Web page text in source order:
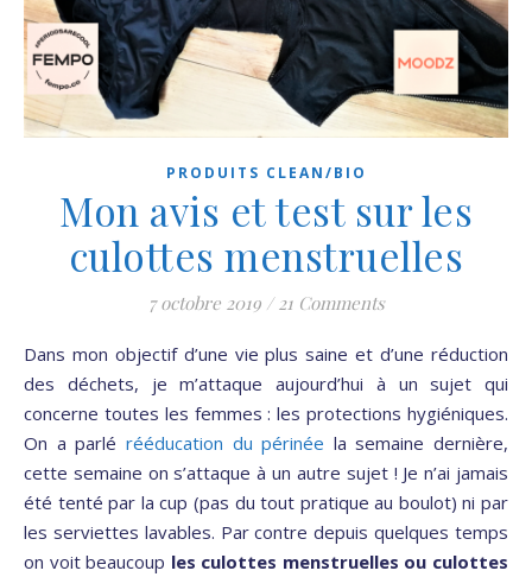
PRODUITS CLEAN/BIO
Mon avis et test sur les
culottes menstruelles
7 octobre 2019 / 21 Comments
Dans mon objectif d’une vie plus saine et d’une réduction
des déchets, je m’attaque aujourd’hui à un sujet qui
concerne toutes les femmes : les protections hygiéniques.
On a parlé rééducation du périnée la semaine dernière,
cette semaine on s’attaque à un autre sujet ! Je n’ai jamais
été tenté par la cup (pas du tout pratique au boulot) ni par
les serviettes lavables. Par contre depuis quelques temps
on voit beaucoup les culottes menstruelles ou culottes